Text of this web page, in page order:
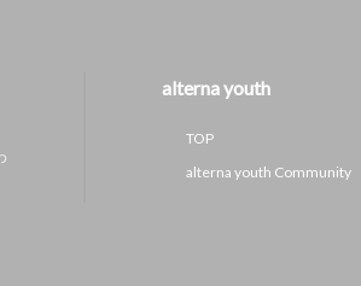
alterna youth
TOP
alterna youth Community